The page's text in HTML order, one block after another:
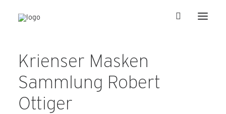
Krienser Masken
Sammlung Robert
Ottiger